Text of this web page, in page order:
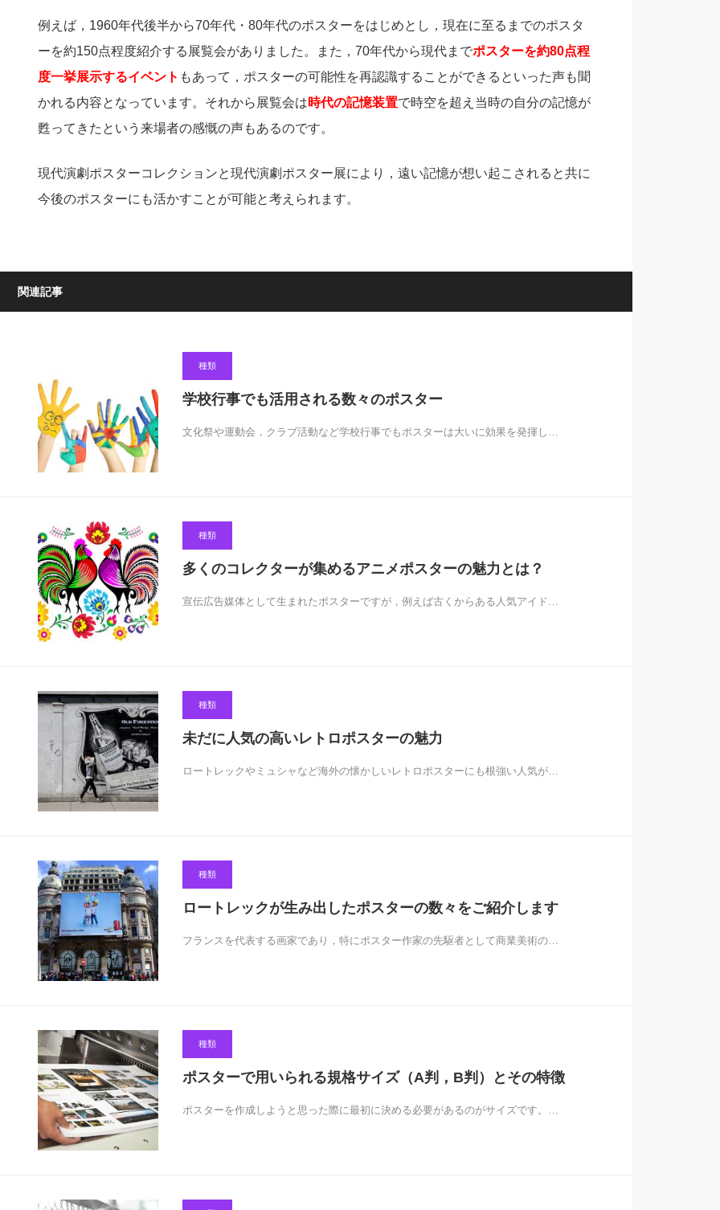
例えば，1960年代後半から70年代・80年代のポスターをはじめとし，現在に至るまでのポスタ
ーを約150点程度紹介する展覧会がありました。また，70年代から現代までポスターを約80点程
度一挙展示するイベント もあって，ポスターの可能性を再認識することができるといった声も聞
かれる内容となっています。それから展覧会は時代の記憶装置で時空を超え当時の自分の記憶が
甦ってきたという来場者の感慨の声もあるのです。
現代演劇ポスターコレクションと現代演劇ポスター展により，遠い記憶が想い起こされると共に
今後のポスターにも活かすことが可能と考えられます。
関連記事
種類
学校行事でも活用される数々のポスター
文化祭や運動会，クラブ活動など学校行事でもポスターは大いに効果を発揮し…
種類
多くのコレクターが集めるアニメポスターの魅力とは？
宣伝広告媒体として生まれたポスターですが，例えば古くからある人気アイド…
種類
未だに人気の高いレトロポスターの魅力
ロートレックやミュシャなど海外の懐かしいレトロポスターにも根強い人気が…
種類
ロートレックが生み出したポスターの数々をご紹介します
フランスを代表する画家であり，特にポスター作家の先駆者として商業美術の…
種類
ポスターで用いられる規格サイズ（A判，B判）とその特徴
ポスターを作成しようと思った際に最初に決める必要があるのがサイズです。…